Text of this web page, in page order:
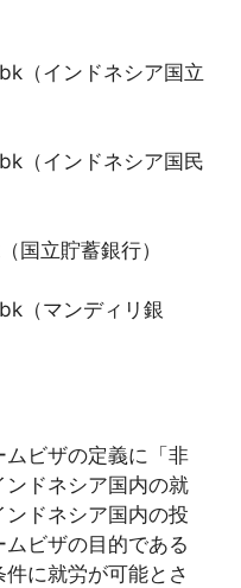
（インドネシア国立
（インドネシア国民
国立貯蓄銀行）
（マンディリ銀
ビザの定義に「非
ドネシア国内の就
ドネシア国内の投
ビザの目的である
に就労が可能とさ